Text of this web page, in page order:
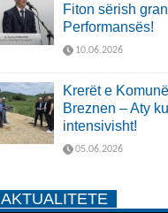
Fiton sërish
Performansës!
10.06.2026
Krerët e
Breznen – Aty
intensivisht!
05.06.2026
AKTUALITETE